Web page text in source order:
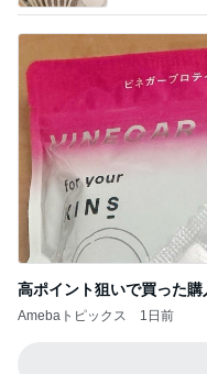
高ポイント狙いで買った購
Amebaトピックス 1日前